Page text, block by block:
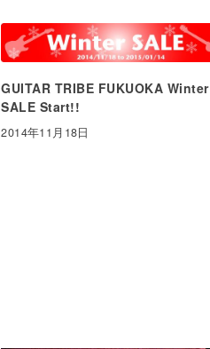
GUITAR TRIBE FUKUOKA Winter
SALE Start!!
2014年11月18日